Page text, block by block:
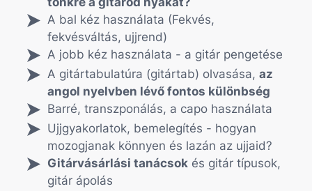
A bal kéz használata (Fekvés,
fekvésváltás, ujjrend)
A jobb kéz használata - a gitár pengetése
A gitártabulatúra (gitártab) olvasása, az
angol nyelvben lévő fontos különbség
Barré, transzponálás, a capo használata
Ujjgyakorlatok, bemelegítés - hogyan
mozogjanak könnyen és lazán az ujjaid?
Gitárvásárlási tanácsokés gitár típusok,
gitár ápolás